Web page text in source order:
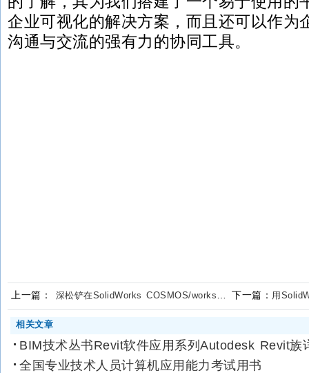
企业可视化的解决方案，而且还可以作为
沟通与交流的强有力的协同工具。
上一篇： 深松铲在SolidWorks COSMOS/works下的强度有限元分析 下一篇： 用
相关文章
BIM技术丛书Revit软件应用系列Autodesk Revit族
全国专业技术人员计算机应用能力考试用书